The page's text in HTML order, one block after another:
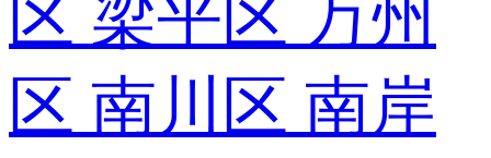
区 梁平区 万州
区 南川区 南岸